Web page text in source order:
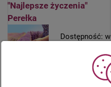
"Najlepsze życzenia"
Perełka
Dostępność: w
Wysyłka w: 48
godzin + czas
dostawy (w dni
robocze)